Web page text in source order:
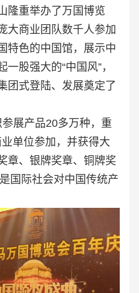
隆重举办了万国博览
大商业团队数千人参加
特色的中国馆，展示中
股强大的“中国风”，
团式登陆、发展奠定了
展产品20多万种，重
单位参加，并获得大
章、银牌奖章、铜牌奖
国际社会对中国传统产